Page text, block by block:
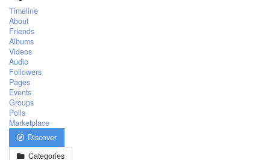
Timeline
About
Friends
Albums
Videos
Audio
Followers
Pages
Events
Groups
Polls
Marketplace
Discover
Categories